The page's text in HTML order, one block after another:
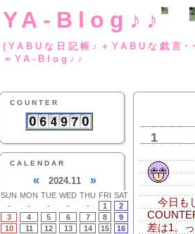
YA-Blog♪♪
(YABUな日記帳♪
＝YA-Blog♪♪
COUNTER
CALENDAR
« 2024.11 »
SUN MON TUE WED THU FRI SAT
-
- - - - 1
2
3
4 5 6 7 8
9
10
11 12 13 14 15
16
1
今日も
差は1。